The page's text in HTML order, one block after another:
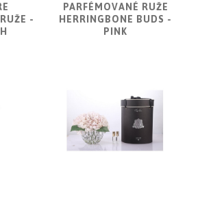
-
PARFÉMOVANÉ RUŽE
HERRINGBONE BUDS -
PINK